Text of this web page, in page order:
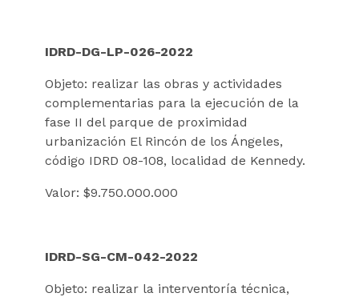
IDRD-DG-LP-026-2022
Objeto: realizar las obras y actividades
complementarias para la ejecución de la
fase II del parque de proximidad
urbanización El Rincón de los Ángeles,
código IDRD 08-108, localidad de Kennedy.
Valor: $9.750.000.000
IDRD-SG-CM-042-2022
Objeto: realizar la interventoría técnica,